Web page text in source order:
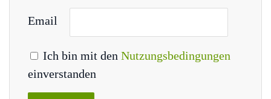
Email
Ich bin mit den Nutzungsbedingungen
einverstanden